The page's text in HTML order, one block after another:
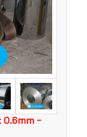
0.6mm –